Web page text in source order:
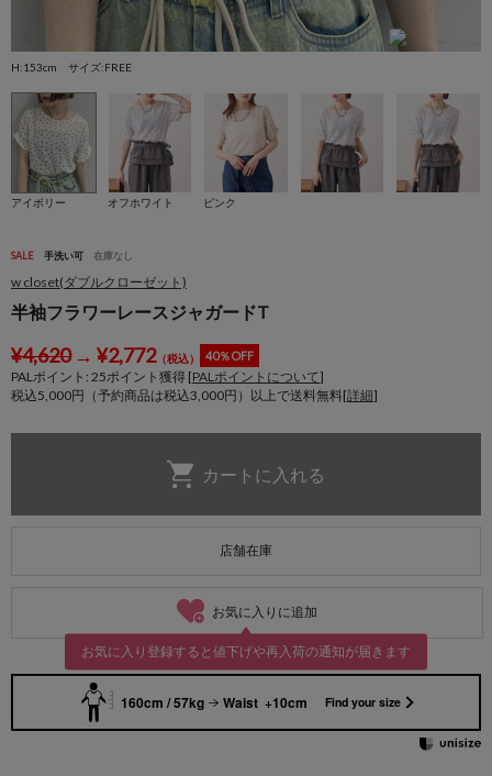
H:153cm サイズ:FREE
アイボリー オフホワイト ピンク
SALE 手洗い可 在庫なし
w closet(ダブルクローゼット)
半袖フラワーレースジャガードT
¥4,620→ ¥2,772（税込） 40％OFF
PALポイント: 25ポイント獲得 [PALポイントについて]
税込5,000円（予約商品は税込3,000円）以上で送料無料[詳細]
店舗在庫
お気に入りに追加
お気に入り登録すると値下げや再入荷の通知が届きます
160cm / 57kg Waist +10cm Find your size